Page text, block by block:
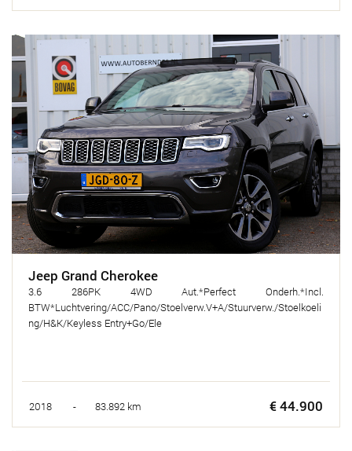
Jeep Grand Cherokee
3.6 286PK 4WD Aut.*Perfect Onderh.*Incl.
BTW*Luchtvering/ACC/Pano/Stoelverw.V+A/Stuurverw./Stoelkoeli
ng/H&K/Keyless Entry+Go/Ele
2018 - 83.892 km € 44.900